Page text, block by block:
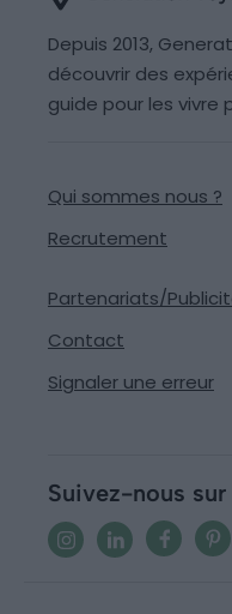
Depuis 2013,
découvrir des
guide pour les vivre
Qui sommes nous ?
Recrutement
Partenariats/
Contact
Signaler une erreur
Suivez-nous